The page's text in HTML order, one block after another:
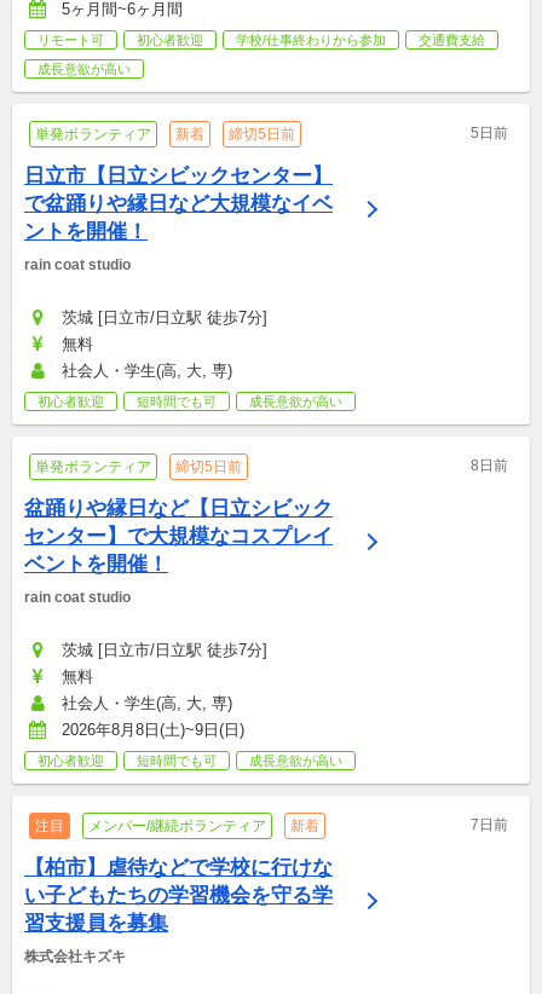
5ヶ月間~6ヶ月間
リモート可 初心者歓迎 学校/仕事終わりから参加
交通費支給
成長意欲が高い
単発ボランティア 新着 締切5日前 5日前
日立市【日立シビックセンター】
で盆踊りや縁日など大規模なイベ
ントを開催！
rain coat studio
茨城 [日立市/日立駅 徒歩7分]
無料
社会人・学生(高, 大, 専)
初心者歓迎 短時間でも可 成長意欲が高い
単発ボランティア 締切5日前 8日前
盆踊りや縁日など【日立シビック
センター】で大規模なコスプレイ
ベントを開催！
rain coat studio
茨城 [日立市/日立駅 徒歩7分]
無料
社会人・学生(高, 大, 専)
2026年8月8日(土)~9日(日)
初心者歓迎 短時間でも可 成長意欲が高い
注目 メンバー/継続ボランティア 新着 7日前
【柏市】虐待などで学校に行けな
い子どもたちの学習機会を守る学
習支援員を募集
株式会社キズキ